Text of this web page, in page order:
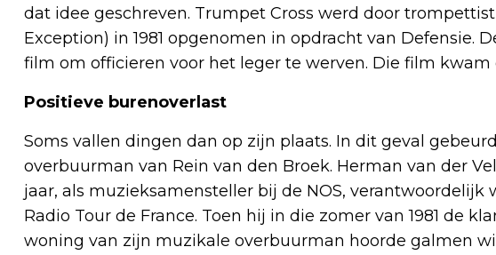
dat idee geschreven. Trumpet Cross werd door
Exception) in 1981 opgenomen in opdracht van Defensie.
film om officieren voor het leger te werven. Die film kwam
Positieve burenoverlast
Soms vallen dingen dan op zijn plaats. In dit geval
overbuurman van Rein van den Broek. Herman van der
jaar, als muzieksamensteller bij de NOS, verantwoordelijk
Radio Tour de France. Toen hij in die zomer van 1981 de
woning van zijn muzikale overbuurman hoorde galmen